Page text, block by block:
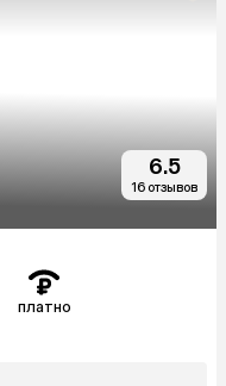
6.5
16 отзывов
платно